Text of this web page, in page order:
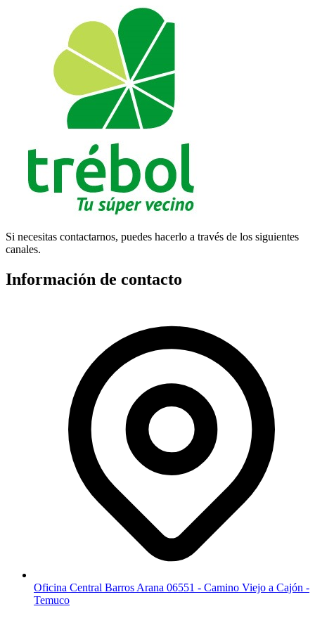
Si necesitas contactarnos, puedes hacerlo a través de los siguientes
canales.
Información de contacto
Oficina Central Barros Arana 06551 - Camino Viejo a Cajón -
Temuco